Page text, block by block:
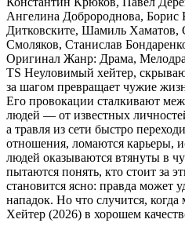
Ангелина Добророднова,
Дитковските, Шамиль Хаматов,
Смоляков, Станислав
Оригинал Жанр: Драма,
TS Неуловимый хейтер,
за шагом превращает чужие
Его провокации сталкивают
людей — от известных
а травля из сети быстро
отношения, ломаются карьеры,
людей оказываются втянуты в
пытаются понять, кто стоит за
становится ясно: правда может
нападок. Но что случится, когда
Хейтер (2026) в хорошем